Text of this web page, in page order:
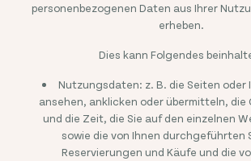
personenbezogenen Daten aus Ihrer
erheben.
Dies kann Folgendes
Nutzungsdaten: z. B. die Seiten oder
ansehen, anklicken oder übermitteln,
und die Zeit, die Sie auf den einzelnen
sowie die von Ihnen durchgeführten
Reservierungen und Käufe und die